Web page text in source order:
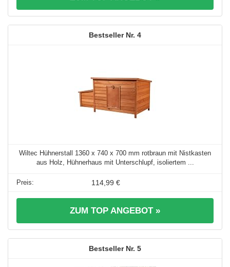
4
Wiltec Hühnerstall 1360 x 740 x 700 mm rotbraun mit Nistkasten
aus Holz, Hühnerhaus mit Unterschlupf, isoliertem ...
114,99 €
ZUM TOP ANGEBOT »
5